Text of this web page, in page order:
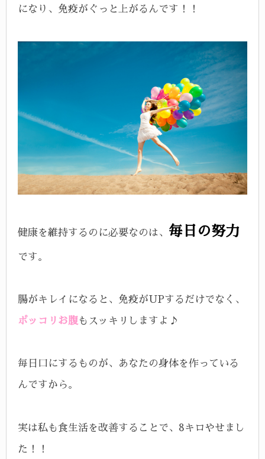
になり、免疫がぐっと上がるんです！！
健康を維持するのに必要なのは、 毎日の努力
です。
腸がキレイになると、免疫がUPするだけでなく、
ポッコリお腹 もスッキリしますよ♪
毎日口にするものが、あなたの身体を作っている
んですから。
実は私も食生活を改善することで、8キロやせまし
た！！